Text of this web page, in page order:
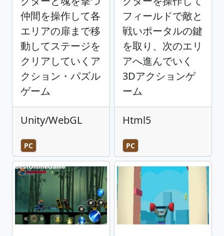
仲間を操作して各
エリアの扉まで移
動してステージを
クリアしていくア
クション・パズル
ゲーム
Unity/WebGL
PC
フィールドで敵と
戦いポータルの鍵
を取り、次のエリ
アへ進んでいく
3Dアクションゲ
ーム
Html5
PC